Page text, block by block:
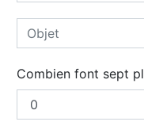
Combien font sept